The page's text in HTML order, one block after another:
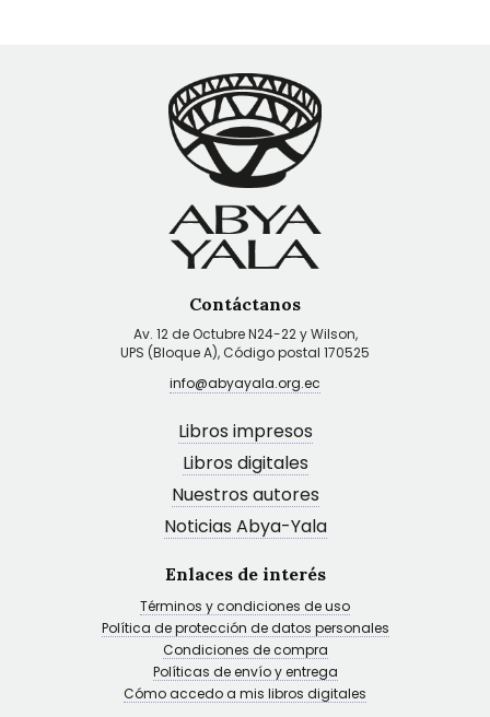
Contáctanos
Av. 12 de Octubre N24-22 y Wilson,
UPS (Bloque A), Código postal 170525
info@abyayala.org.ec
Libros impresos
Libros digitales
Nuestros autores
Noticias Abya-Yala
Enlaces de interés
Términos y condiciones de uso
Política de protección de datos personales
Condiciones de compra
Políticas de envío y entrega
Cómo accedo a mis libros digitales